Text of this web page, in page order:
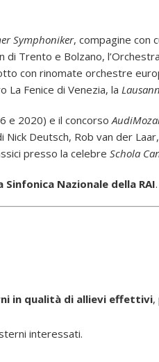
Symphoniker, compagine con
Trento e Bolzano,
con rinomate orchestre
La Fenice di Venezia, la
e 2020) e il concorso
Deutsch, Rob van der
presso la celebre Schola
Nazionale della RAI.
in qualità di allievi effettivi,
interessati.